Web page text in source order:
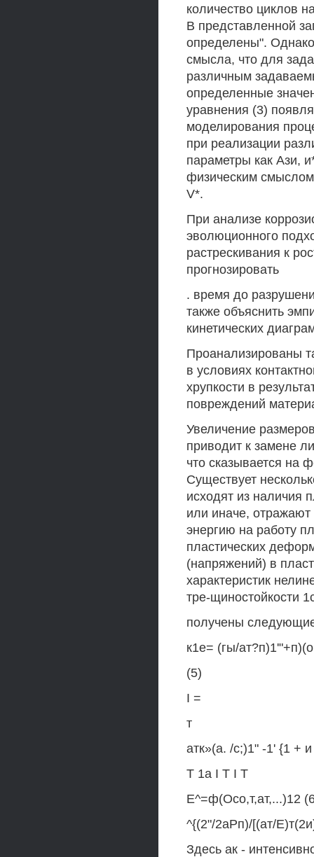
количество циклов
В представленной
определены".
смысла, что для
различным
определенные
уравнения (3)
моделирования
при реализации
параметры как Ази,
физическим
V*.
При анализе
эволюционного
растрескивания к
прогнозировать
. время до
также объяснить
кинетических
Проанализированы
в условиях
хрупкости в
повреждений
Увеличение
приводит к замене
что сказывается на
Существует
исходят из наличия
или иначе, отражают
энергию на работу
пластических
(напряжений) в
характеристик
тре-щиностойкости
получены
к1е= (гы/
(5)
I =
т
атк»(а. /с;)1" -1' {1 +
Т 1а I Т I Т
Е^=ф(Осо,т,ат,...)12
^{(2"/2аРп)/[(ат/
Здесь ак -